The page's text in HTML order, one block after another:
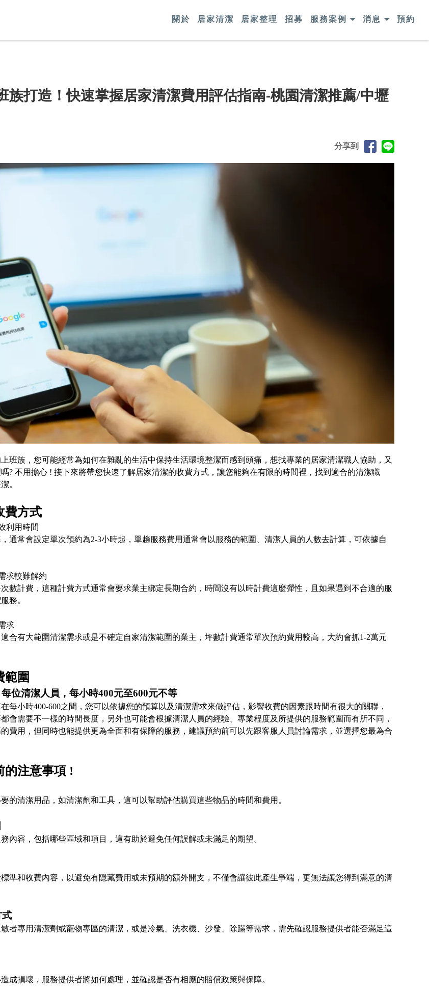
關於 居家清潔 居家整理 招募 服務案例 消息 預約
族打造！快速掌握居家清潔費用評估指南-桃園清潔推薦/中壢
分享到
班族，您可能經常為如何在雜亂的生活中保持生活環境整潔而感到頭痛，想找專業的居家清潔職人協助，又
? 不用擔心 ! 接下來將帶您快速了解居家清潔的收費方式，讓您能夠在有限的時間裡，找到適合的清潔職
。
費方式
利用時間
通常會設定單次預約為2-3小時起，單趟服務費用通常會以服務的範圍、清潔人員的人數去計算，可依據自
求較難解約
數計費，這種計費方式通常會要求業主綁定長期合約，時間沒有以時計費這麼彈性，且如果遇到不合適的服
務。
求
合有大範圍清潔需求或是不確定自家清潔範圍的業主，坪數計費通常單次預約費用較高，大約會抓1-2萬元
範圍
位清潔人員，每小時400元至600元不等
每小時400-600之間，您可以依據您的預算以及清潔需求來做評估，影響收費的因素跟時間有很大的關聯，
會需要不一樣的時間長度，另外也可能會根據清潔人員的經驗、專業程度及所提供的服務範圍而有所不同，
費用，但同時也能提供更為全面和有保障的服務，建議預約前可以先跟客服人員討論需求，並選擇您最為合
的注意事項 !
的清潔用品，如清潔劑和工具，這可以幫助評估購買這些物品的時間和費用。
內容，包括哪些區域和項目，這有助於避免任何誤解或未滿足的期望。
準和收費內容，以避免有隱藏費用或未預期的額外開支，不僅會讓彼此產生爭端，更無法讓您得到滿意的清
式
者專用清潔劑或寵物專區的清潔，或是冷氣、洗衣機、沙發、除蹣等需求，需先確認服務提供者能否滿足這
成損壞，服務提供者將如何處理，並確認是否有相應的賠償政策與保障。